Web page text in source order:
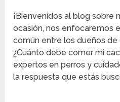
¡Bienvenidos al blog sobre
ocasión, nos enfocaremos
común entre los dueños
¿Cuánto debe comer mi
expertos en perros y
la respuesta que estás